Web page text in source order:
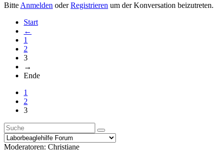
Bitte Anmelden oderRegistrieren um der Konversation beizutreten.
Start
←
1
2
3
→
Ende
1
2
3
Moderatoren: Christiane